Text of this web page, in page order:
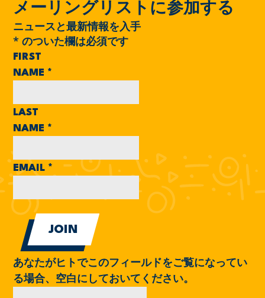
メーリングリストに参加する
ニュースと最新情報を入手
* のついた欄は必須です
FIRST
NAME *
LAST
NAME *
EMAIL *
あなたがヒトでこのフィールドをご覧になってい
る場合、空白にしておいてください。